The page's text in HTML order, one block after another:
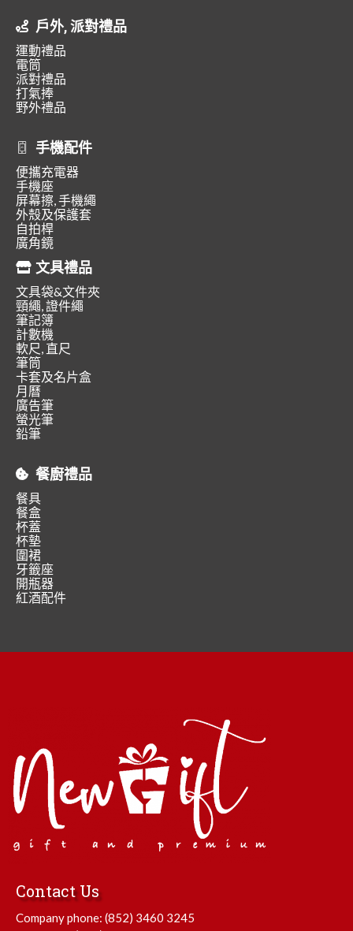
戶外, 派對禮品
運動禮品
電筒
派對禮品
打氣捧
野外禮品
手機配件
便攜充電器
手機座
屏幕擦, 手機繩
外殼及保護套
自拍桿
廣角鏡
文具禮品
文具袋&文件夾
頸繩, 證件繩
筆記簿
計數機
軟尺, 直尺
筆筒
卡套及名片盒
月曆
廣告筆
螢光筆
鉛筆
餐廚禮品
餐具
餐盒
杯蓋
杯墊
圍裙
牙籤座
開瓶器
紅酒配件
Contact Us
Company phone: (852) 3460 3245